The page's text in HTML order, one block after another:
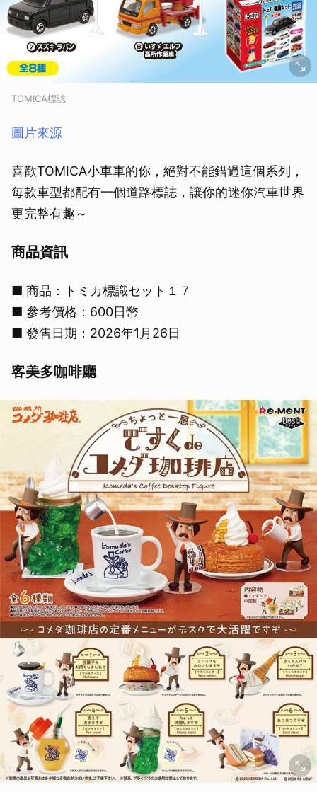
TOMICA標誌
圖片來源
喜歡TOMICA小車車的你，絕對不能錯過這個系列，
每款車型都配有一個道路標誌，讓你的迷你汽車世界
更完整有趣～
商品資訊
■ 商品：トミカ標識セット１７
■ 參考價格：600日幣
■ 發售日期：2026年1月26日
客美多咖啡廳